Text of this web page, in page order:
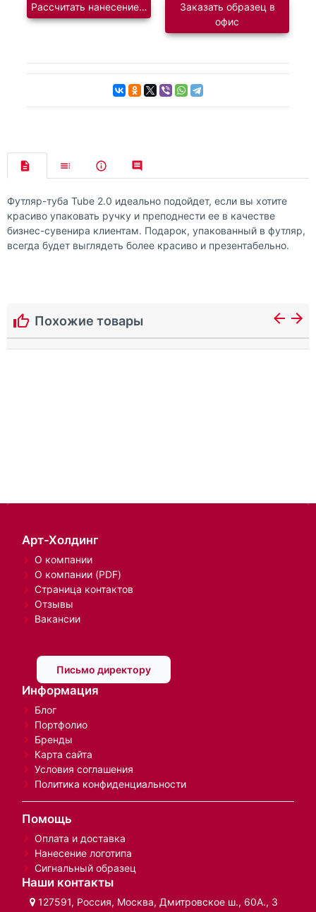
Рассчитать нанесение логотипаЗаказать образец в
офис
Футляр-туба Tube 2.0 идеально подойдет, если вы хотите
красиво упаковать ручку и преподнести ее в качестве
бизнес-сувенира клиентам. Подарок, упакованный в футляр,
всегда будет выглядеть более красиво и презентабельно.
Похожие товары
Арт-Холдинг
О компании
О компании (PDF)
Страница контактов
Отзывы
Вакансии
Письмо директору
Информация
Блог
Портфолио
Бренды
Карта сайта
Условия соглашения
Политика конфиденциальности
Помощь
Оплата и доставка
Нанесение логотипа
Сигнальный образец
Наши контакты
127591, Россия, Москва, Дмитровское ш., 60А., 3